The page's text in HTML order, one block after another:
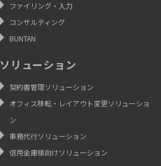
ファイリング・入力
コンサルティング
BUNTAN
ソリューション
契約書管理ソリューション
オフィス移転・レイアウト変更ソリューショ
ン
事務代行ソリューション
信用金庫様向けソリューション